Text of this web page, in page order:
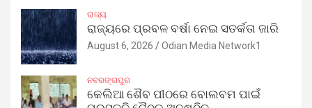
ରାଜ୍ୟ
ରାଜ୍ୟରେ ପ୍ରବଳ ବର୍ଷା ନେଇ ସତର୍କତା ଜାରି
August 6, 2026 Odian Media Network1
ନବରଙ୍ଗପୁର
କେଲିଆ ଶୈବ ପୀଠରେ ବୋଲବମ ପାଇଁ